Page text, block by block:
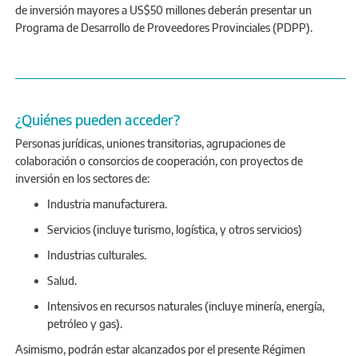
de inversión mayores a US$50 millones deberán presentar un
Programa de Desarrollo de Proveedores Provinciales (PDPP).
¿Quiénes pueden acceder?
Personas jurídicas, uniones transitorias, agrupaciones de
colaboración o consorcios de cooperación, con proyectos de
inversión en los sectores de:
Industria manufacturera.
Servicios (incluye turismo, logística, y otros servicios)
Industrias culturales.
Salud.
Intensivos en recursos naturales (incluye minería, energía,
petróleo y gas).
Asimismo, podrán estar alcanzados por el presente Régimen